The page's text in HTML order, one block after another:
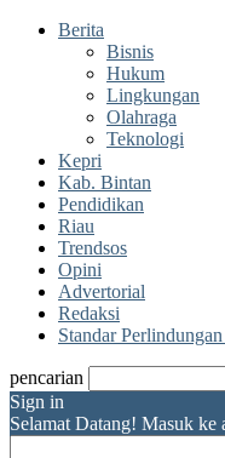
Berita
Bisnis
Hukum
Lingkungan
Olahraga
Teknologi
Kepri
Kab. Bintan
Pendidikan
Riau
Trendsos
Opini
Advertorial
Redaksi
Standar
pencarian
Sign in
Selamat Datang! Masuk ke